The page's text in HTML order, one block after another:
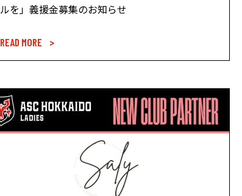
ルを」義援金募集のお知らせ
READ MORE >